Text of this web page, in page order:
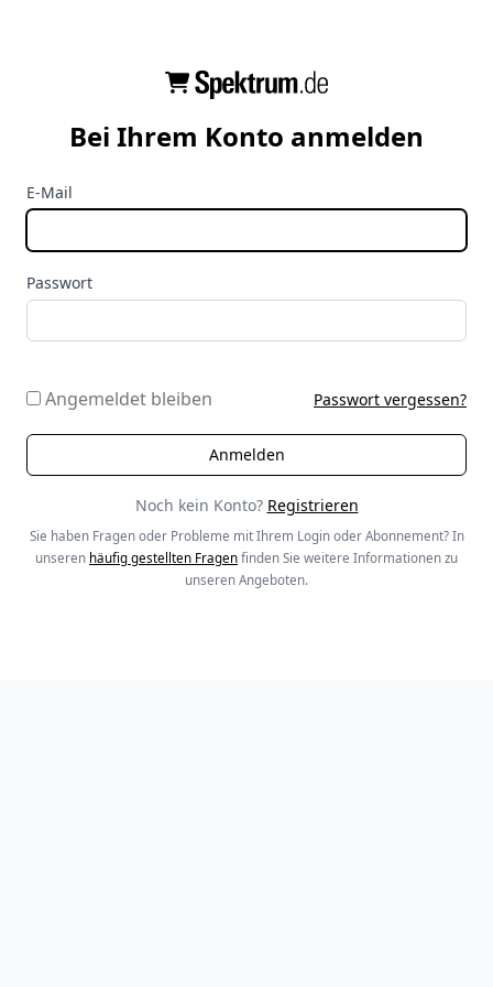
Bei Ihrem Konto anmelden
E-Mail
Passwort
Angemeldet bleiben Passwort vergessen?
Noch kein Konto? Registrieren
Sie haben Fragen oder Probleme mit Ihrem Login oder Abonnement? In
unseren häufig gestellten Fragen finden Sie weitere Informationen zu
unseren Angeboten.